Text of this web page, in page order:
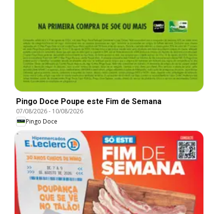
Pingo Doce Poupe este Fim de Semana
07/08/2026- 10/08/2026
Pingo Doce